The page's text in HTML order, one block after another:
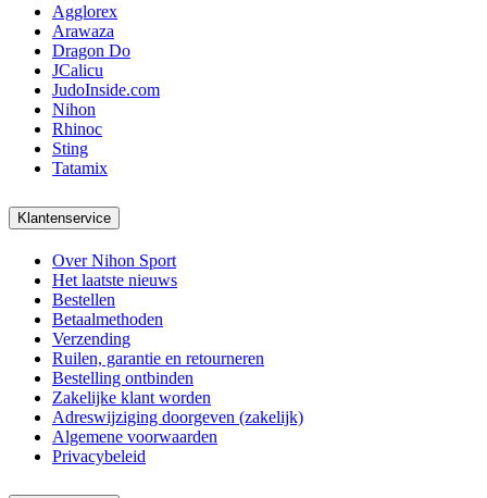
Agglorex
Arawaza
Dragon Do
JCalicu
JudoInside.com
Nihon
Rhinoc
Sting
Tatamix
Klantenservice
Over Nihon Sport
Het laatste nieuws
Bestellen
Betaalmethoden
Verzending
Ruilen, garantie en retourneren
Bestelling ontbinden
Zakelijke klant worden
Adreswijziging doorgeven (zakelijk)
Algemene voorwaarden
Privacybeleid